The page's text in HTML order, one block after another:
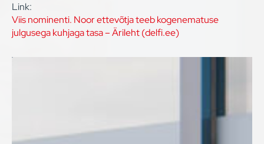
Link:
Viis nominenti. Noor ettevõtja teeb kogenematuse
julgusega kuhjaga tasa – Ärileht (delfi.ee)